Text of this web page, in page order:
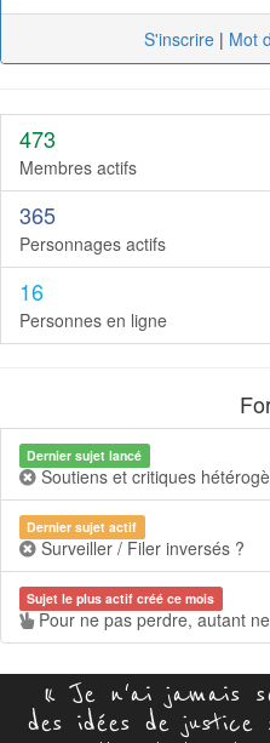
S'inscrire | Mot
473
Membres actifs
365
Personnages actifs
16
Personnes en ligne
Dernier sujet lancé
Soutiens et critiques
Dernier sujet actif
Surveiller / Filer inversés ?
Sujet le plus actif créé ce mois
Pour ne pas perdre, autant
« Je n'ai jamais
des idées de justice